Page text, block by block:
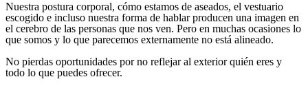
Nuestra postura corporal, cómo estamos de aseados, el vestuario
escogido e incluso nuestra forma de hablar producen una imagen en
el cerebro de las personas que nos ven. Pero en muchas ocasiones lo
que somos y lo que parecemos externamente no está alineado.
No pierdas oportunidades por no reflejar al exterior quién eres y
todo lo que puedes ofrecer.